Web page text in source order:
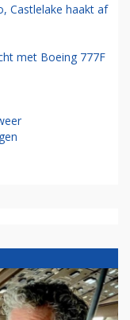
Castlelake haakt af
met Boeing 777F